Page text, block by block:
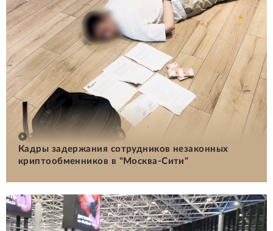
Кадры задержания сотрудников незаконных
криптообменников в "Москва-Сити"